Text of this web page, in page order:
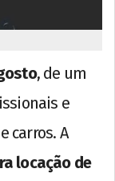
, de um
e
carros. A
locação de